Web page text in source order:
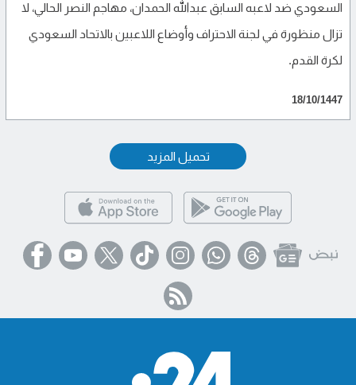
السعودي ضد لاعبه السابق عبدالله الحمدان، مهاجم النصر الحالي، لا
تزال منظورة في لجنة الاحتراف وأوضاع اللاعبين بالاتحاد السعودي
لكرة القدم.
18/10/1447
تحميل المزيد